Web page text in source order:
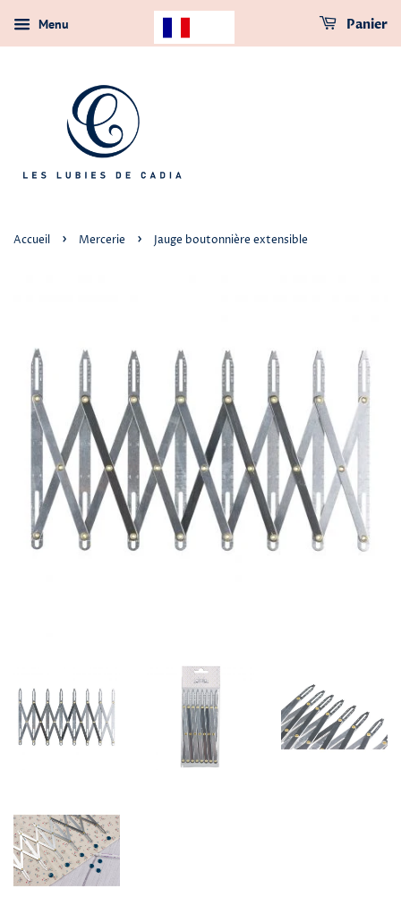
Menu Panier
Accueil › Mercerie › Jauge boutonnière extensible